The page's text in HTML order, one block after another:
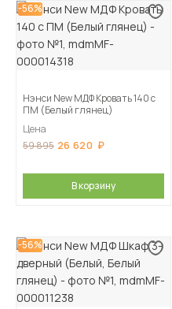
-56%
Нэнси New МДФ Кровать 140 с
ПМ (Белый глянец)
Цена
59 895 26 620
В корзину
-56%